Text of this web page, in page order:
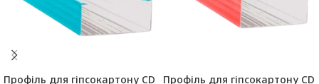
Профіль для гіпсокартону CD
Профіль для гіпсокартону CD